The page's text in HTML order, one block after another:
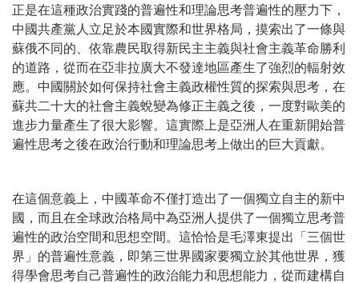
正是在這種政治實踐的普遍性和理論思考普遍性的壓力下，
中國共產黨人立足於本國實際和世界格局，摸索出了一條與
蘇俄不同的、依靠農民取得新民主主義與社會主義革命勝利
的道路，從而在亞非拉廣大不發達地區產生了強烈的輻射效
應。中國關於如何保持社會主義政權性質的探索與思考，在
蘇共二十大的社會主義蛻變為修正主義之後，一度對歐美的
進步力量產生了很大影響。這實際上是亞洲人在重新開始普
遍性思考之後在政治行動和理論思考上做出的巨大貢獻。
在這個意義上，中國革命不僅打造出了一個獨立自主的新中
國，而且在全球政治格局中為亞洲人提供了一個獨立思考普
遍性的政治空間和思想空間。這恰恰是毛澤東提出「三個世
界」的普遍性意義，即第三世界國家要獨立於其他世界，獲
得學會思考自己普遍性的政治能力和思想能力，從而建構自